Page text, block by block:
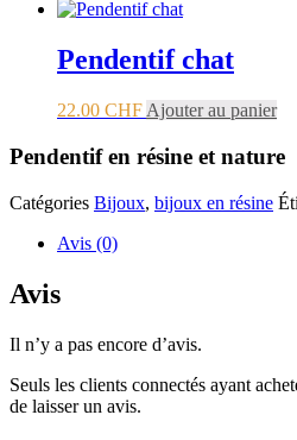
Pendentif chat
22.00 CHF Ajouter au panier
Pendentif en résine et nature
Catégories Bijoux, bijoux en résine
Avis (0)
Avis
Il n’y a pas encore d’avis.
Seuls les clients connectés ayant
de laisser un avis.